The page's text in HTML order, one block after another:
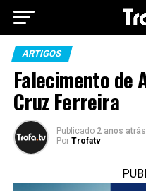
ARTIGOS
Falecimento de
Cruz Ferreira
Publicado 2 anos atrás
Por Trofatv